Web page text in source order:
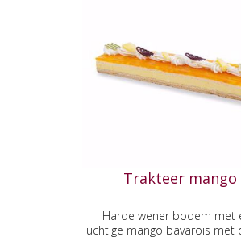
Trakteer mango
Harde wener bodem met
luchtige mango bavarois met